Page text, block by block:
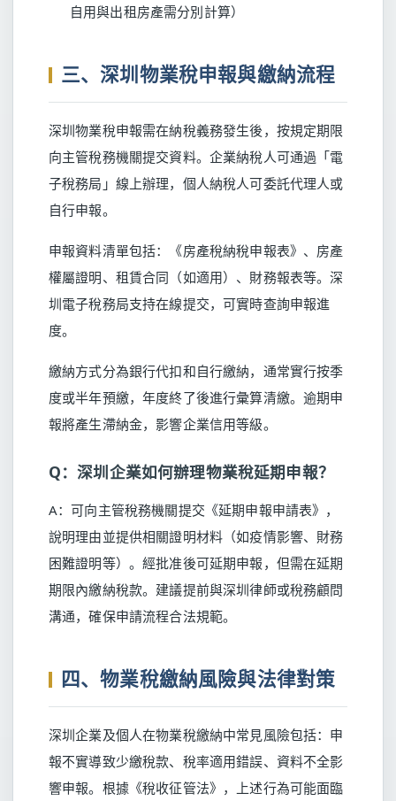
自用與出租房產需分別計算）
三、深圳物業稅申報與繳納流程
深圳物業稅申報需在納稅義務發生後，按規定期限
向主管稅務機關提交資料。企業納稅人可通過「電
子稅務局」線上辦理，個人納稅人可委託代理人或
自行申報。
申報資料清單包括：《房產稅納稅申報表》、房產
權屬證明、租賃合同（如適用）、財務報表等。深
圳電子稅務局支持在線提交，可實時查詢申報進
度。
繳納方式分為銀行代扣和自行繳納，通常實行按季
度或半年預繳，年度終了後進行彙算清繳。逾期申
報將產生滯納金，影響企業信用等級。
Q：深圳企業如何辦理物業稅延期申報？
A：可向主管稅務機關提交《延期申報申請表》，
說明理由並提供相關證明材料（如疫情影響、財務
困難證明等）。經批准後可延期申報，但需在延期
期限內繳納稅款。建議提前與深圳律師或稅務顧問
溝通，確保申請流程合法規範。
四、物業稅繳納風險與法律對策
深圳企業及個人在物業稅繳納中常見風險包括：申
報不實導致少繳稅款、稅率適用錯誤、資料不全影
響申報。根據《稅收征管法》，上述行為可能面臨